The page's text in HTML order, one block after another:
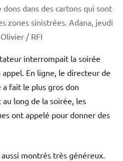
dans des cartons qui sont
zones sinistrées. Adana, jeudi
/ RFI
interrompait la soirée
En ligne, le directeur de
fait le plus gros don
au long de la soirée, les
ont appelé pour donner des
montrés très généreux.